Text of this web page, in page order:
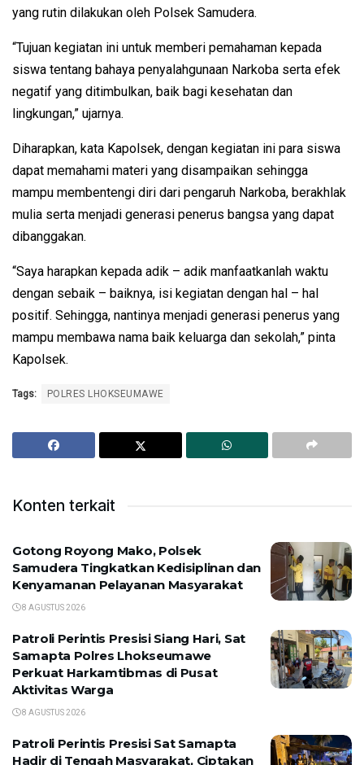
yang rutin dilakukan oleh Polsek Samudera.
“Tujuan kegiatan ini untuk memberi pemahaman kepada
siswa tentang bahaya penyalahgunaan Narkoba serta efek
negatif yang ditimbulkan, baik bagi kesehatan dan
lingkungan,” ujarnya.
Diharapkan, kata Kapolsek, dengan kegiatan ini para siswa
dapat memahami materi yang disampaikan sehingga
mampu membentengi diri dari pengaruh Narkoba, berakhlak
mulia serta menjadi generasi penerus bangsa yang dapat
dibanggakan.
“Saya harapkan kepada adik – adik manfaatkanlah waktu
dengan sebaik – baiknya, isi kegiatan dengan hal – hal
positif. Sehingga, nantinya menjadi generasi penerus yang
mampu membawa nama baik keluarga dan sekolah,” pinta
Kapolsek.
Tags: POLRES LHOKSEUMAWE
Konten terkait
Gotong Royong Mako, Polsek
Samudera Tingkatkan Kedisiplinan dan
Kenyamanan Pelayanan Masyarakat
8 AGUSTUS 2026
Patroli Perintis Presisi Siang Hari, Sat
Samapta Polres Lhokseumawe
Perkuat Harkamtibmas di Pusat
Aktivitas Warga
8 AGUSTUS 2026
Patroli Perintis Presisi Sat Samapta
Hadir di Tengah Masyarakat, Ciptakan